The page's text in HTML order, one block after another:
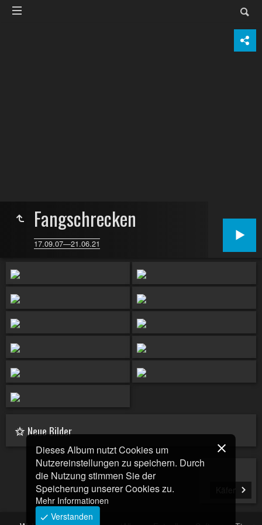
Fangschrecken
17.09.07—21.06.21
Neue Bilder
Käfer
Dieses Album nutzt Cookies um
Nutzereinstellungen zu speichern. Durch
die Nutzung stimmen Sie der
Speicherung unserer Cookies zu.
Mehr Informationen
Verstanden